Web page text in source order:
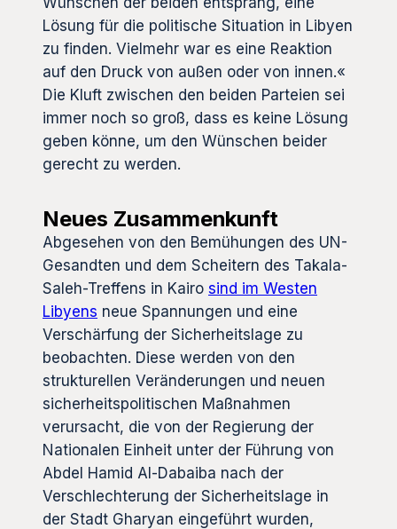
Lösung für die politische Situation in Libyen
zu finden. Vielmehr war es eine Reaktion
auf den Druck von außen oder von innen.«
Die Kluft zwischen den beiden Parteien sei
immer noch so groß, dass es keine Lösung
geben könne, um den Wünschen beider
gerecht zu werden.
Neues Zusammenkunft
Abgesehen von den Bemühungen des UN-
Gesandten und dem Scheitern des Takala-
Saleh-Treffens in Kairo sind im Westen
Libyens neue Spannungen und eine
Verschärfung der Sicherheitslage zu
beobachten. Diese werden von den
strukturellen Veränderungen und neuen
sicherheitspolitischen Maßnahmen
verursacht, die von der Regierung der
Nationalen Einheit unter der Führung von
Abdel Hamid Al-Dabaiba nach der
Verschlechterung der Sicherheitslage in
der Stadt Gharyan eingeführt wurden,